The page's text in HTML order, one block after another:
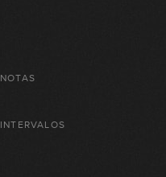
NOTAS
INTERVALOS